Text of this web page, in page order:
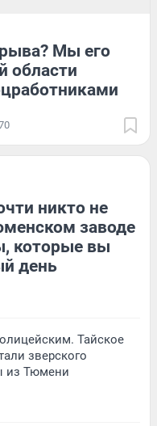
Мы его
области
никто не
заводе
которые вы
день
Тайское
зверского
из Тюмени